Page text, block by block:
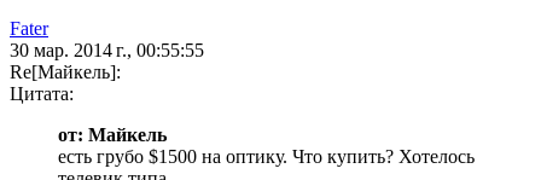
Fater
30 мар. 2014 г., 00:55:55
Re[Майкель]:
Цитата:
от: Майкель
есть грубо $1500 на оптику. Что купить? Хотелось